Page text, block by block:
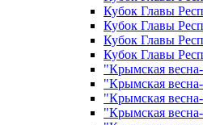
Кубок Главы
Кубок Главы
Кубок Главы
Кубок Главы
"Крымская
"Крымская
"Крымская
"Крымская